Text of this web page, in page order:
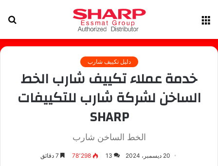
دليل تكييف شارب
خدمة عملاء تكييف شارب الخط
الساخن لشركة شارب للتكييفات
SHARP
الخط الساخن شارب
20 ديسمبر، 2024 13 78٬298